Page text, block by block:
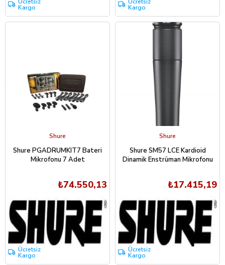
Kargo Kargo
Shure
Shure PGADRUMKIT7 Bateri
Mikrofonu 7 Adet
₺74.550,13
Ücretsiz
Kargo
Shure
Shure SM57 LCE Kardioid
Dinamik Enstrüman Mikrofonu
₺17.415,19
Ücretsiz
Kargo